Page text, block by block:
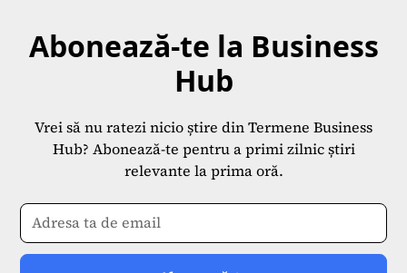
Abonează-te la Business
Hub
Vrei să nu ratezi nicio știre din Termene Business
Hub? Abonează-te pentru a primi zilnic știri
relevante la prima oră.